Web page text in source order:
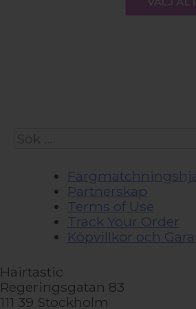
Partnerskap
Terms of Use
Track Your Order
Köpvillkor och
Hairtastic
Regeringsgatan 83
111 39 Stockholm